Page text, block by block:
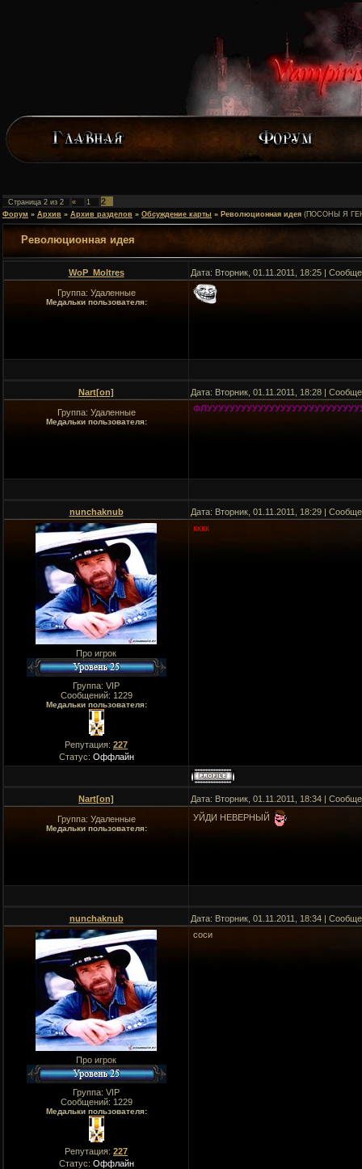
Страница 2 из 2 « 1 2
Форум » Архив » Архив разделов » Обсуждение карты » Революционная идея (ПОСОНЫ Я
Революционная идея
WoP_Moltres Дата: Вторник, 01.11.2011, 18:25 |
Группа: Удаленные
Медальки пользователя:
Nart[оn] Дата: Вторник, 01.11.2011, 18:28 |
Группа: Удаленные
Медальки пользователя:
nunchaknub Дата: Вторник, 01.11.2011, 18:29 |
Про игрок
Группа: VIP
Сообщений: 1229
Медальки пользователя:
Репутация: 227
Статус: Оффлайн
кккк
Nart[оn] Дата: Вторник, 01.11.2011, 18:34 |
Группа: Удаленные
Медальки пользователя:
УЙДИ НЕВЕРНЫЙ
nunchaknub Дата: Вторник, 01.11.2011, 18:34 |
Про игрок
Группа: VIP
Сообщений: 1229
Медальки пользователя:
Репутация: 227
Статус: Оффлайн
соси